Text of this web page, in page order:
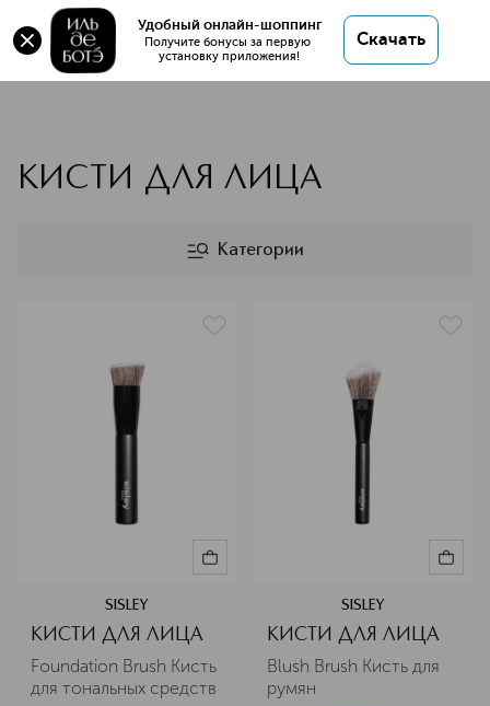
Удобный онлайн-шоппинг
Получите бонусы за первую
установку приложения!
Скачать
КИСТИ ДЛЯ ЛИЦА
Категории
SISLEY
КИСТИ ДЛЯ ЛИЦА
Foundation Brush Кисть
для тональных средств
SISLEY
КИСТИ ДЛЯ ЛИЦА
Blush Brush Кисть для
румян